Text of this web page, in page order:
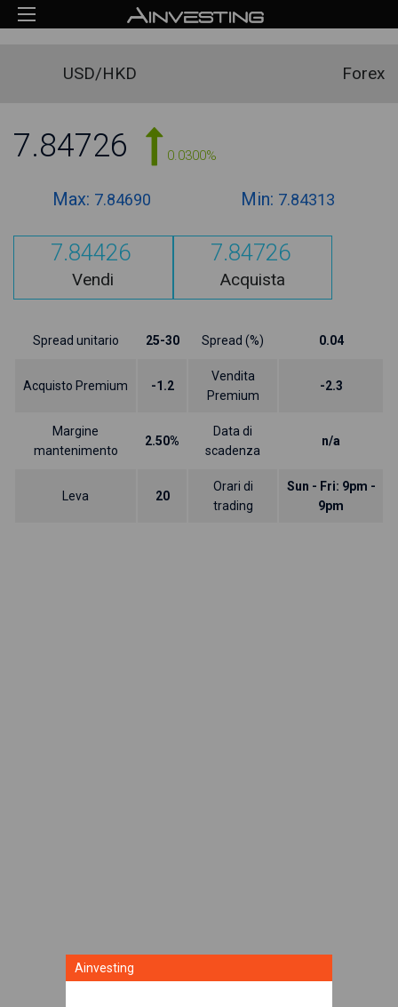
USD/HKD Forex
7.84726 0.0300%
Max: 7.84690 Min: 7.84313
7.84426
Vendi
7.84726
Acquista
Spread unitario 25-30 Spread (%) 0.04
Acquisto Premium -1.2
Vendita
Premium
-2.3
Margine
mantenimento
2.50%
Data di
scadenza
n/a
Leva 20
Orari di
trading
Sun - Fri: 9pm -
9pm
Ainvesting